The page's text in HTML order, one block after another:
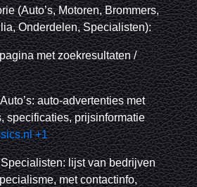
(Auto’s, Motoren, Brommers,
Onderdelen, Specialisten):
met zoekresultaten /
auto-advertenties met
specificaties, prijsinformatie
+1
lijst van bedrijven
met contactinfo,